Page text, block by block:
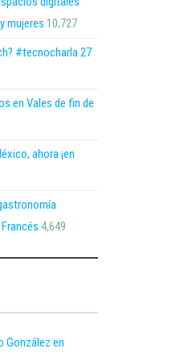
mujeres 10,727
#tecnocharla 27
en Vales de fin de
ahora ¡en
4,649
González en